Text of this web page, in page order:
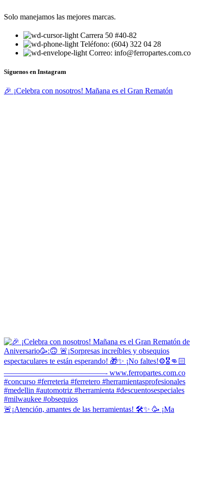
Solo manejamos las mejores marcas.
Carrera 50 #40-82
Teléfono: (604) 322 04 28
Correo: info@ferropartes.com.co
Síguenos en Instagram
🎉 ¡Celebra con nosotros! Mañana es el Gran Rematón
🚨¡Atención, amantes de las herramientas! 🛠️✨ 🥳 ¡Ma